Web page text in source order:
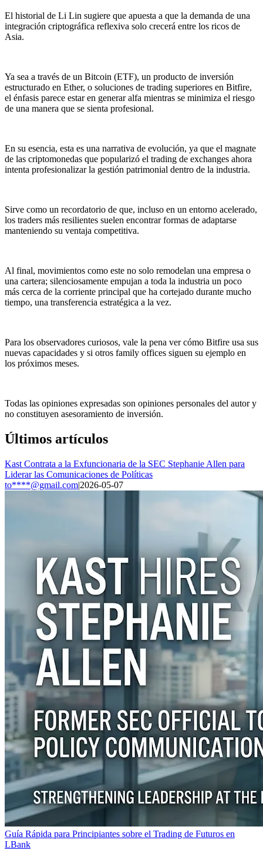
El historial de Li Lin sugiere que apuesta a que la demanda de una
integración criptográfica reflexiva solo crecerá entre los ricos de
Asia.
Ya sea a través de un Bitcoin (ETF), un producto de inversión
estructurado en Ether, o soluciones de trading superiores en Bitfire,
el énfasis parece estar en generar alfa mientras se minimiza el riesgo
de una manera que se sienta profesional.
En su esencia, esta es una narrativa de evolución, ya que el magnate
de las criptomonedas que popularizó el trading de exchanges ahora
intenta profesionalizar la gestión patrimonial dentro de la industria.
Sirve como un recordatorio de que, incluso en un entorno acelerado,
los traders más resilientes suelen encontrar formas de adaptarse
manteniendo su ventaja competitiva.
Al final, movimientos como este no solo remodelan una empresa o
una cartera; silenciosamente empujan a toda la industria un poco
más cerca de la corriente principal que ha cortejado durante mucho
tiempo, una transferencia estratégica a la vez.
Para los observadores curiosos, vale la pena ver cómo Bitfire usa sus
nuevas capacidades y si otros family offices siguen su ejemplo en
los próximos meses.
Todas las opiniones expresadas son opiniones personales del autor y
no constituyen asesoramiento de inversión.
Últimos artículos
Kast Contrata a la Exfuncionaria de la SEC Stephanie Allen para
Liderar las Comunicaciones de Políticas
to****@gmail.com|2026-05-07
Guía Rápida para Principiantes sobre el Trading de Futuros en
LBank